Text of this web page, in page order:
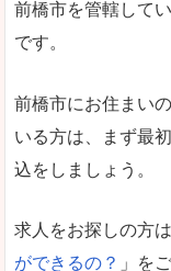
前橋市を管轄して
です。
前橋市にお住まい
いる方は、まず最
込をしましょう。
求人をお探しの方は
ができるの？ 」を